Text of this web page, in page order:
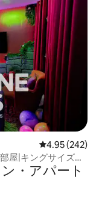
レビュー242
4.95 (242)
屋|キングサイズベ
・アパート